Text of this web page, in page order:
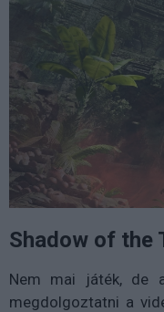
Shadow of the
Nem mai játék, de
megdolgoztatni a